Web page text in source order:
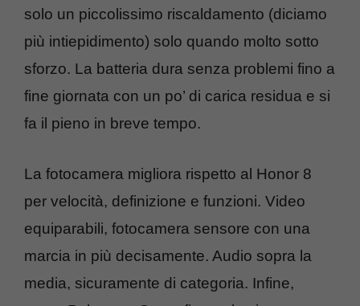
solo un piccolissimo riscaldamento (diciamo
più intiepidimento) solo quando molto sotto
sforzo. La batteria dura senza problemi fino a
fine giornata con un po’ di carica residua e si
fa il pieno in breve tempo.
La fotocamera migliora rispetto al Honor 8
per velocità, definizione e funzioni. Video
equiparabili, fotocamera sensore con una
marcia in più decisamente. Audio sopra la
media, sicuramente di categoria. Infine,